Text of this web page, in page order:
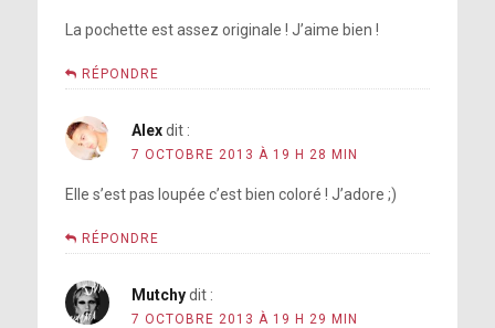
La pochette est assez originale ! J’aime bien !
RÉPONDRE
Alex dit :
7 OCTOBRE 2013 À 19 H 28 MIN
Elle s’est pas loupée c’est bien coloré ! J’adore ;)
RÉPONDRE
Mutchy dit :
7 OCTOBRE 2013 À 19 H 29 MIN